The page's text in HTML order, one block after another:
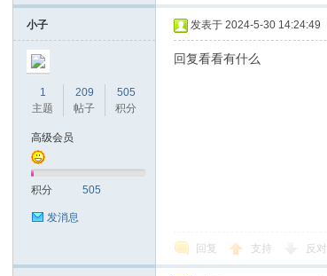
条
小子
1
主题
209
帖子
505
积分
高级会员
积分 505
发消息
发表于 2024-5-30 14:24:49
回复看看有什么
回复 支持 反对